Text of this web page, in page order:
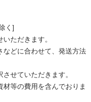
く]
ただきます。
などに合わせて、発送方法
せていただきます。
等の費用を含んでおりま